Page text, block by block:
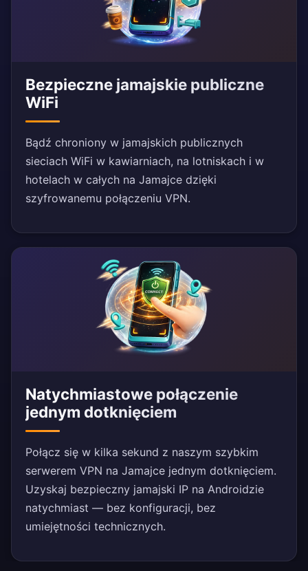
Bezpieczne jamajskie publiczne
WiFi
Bądź chroniony w jamajskich publicznych
sieciach WiFi w kawiarniach, na lotniskach i w
hotelach w całych na Jamajce dzięki
szyfrowanemu połączeniu VPN.
Natychmiastowe połączenie
jednym dotknięciem
Połącz się w kilka sekund z naszym szybkim
serwerem VPN na Jamajce jednym dotknięciem.
Uzyskaj bezpieczny jamajski IP na Androidzie
natychmiast — bez konfiguracji, bez
umiejętności technicznych.